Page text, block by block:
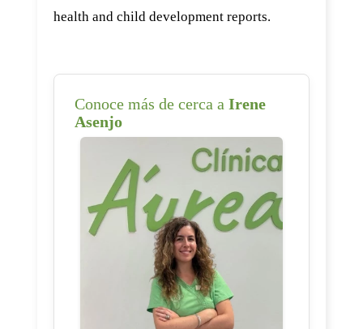
health and child development reports.
Conoce más de cerca a Irene
Asenjo